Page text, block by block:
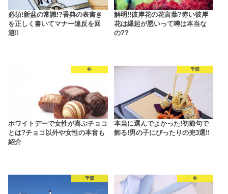
必須!新盆の常識!?香典の表書き
を正しく書いてマナー違反を回
避!!
解明!!彼岸花の花言葉?赤い彼岸
花は縁起が悪いって噂は本当な
の??
冬
ホワイトデーで女性が喜ぶチョコ
とは?チョコ以外や女性の本音も
紹介
季節
本当に選んでよかった!初節句で
飾る!男の子にぴったりの兜3選!!
季節 冬